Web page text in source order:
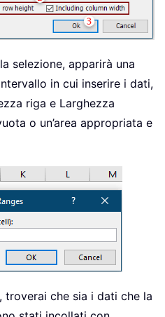
selezione, apparirà una
in cui inserire i dati,
riga e Larghezza
o un’area appropriata e
troverai che sia i dati che la